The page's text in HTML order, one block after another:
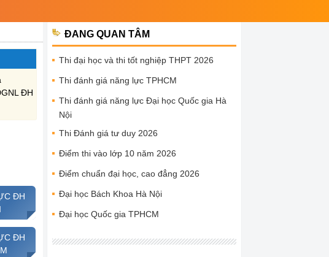
ĐH
ĐH
ĐH
ĐANG QUAN TÂM
Thi đại học và thi tốt nghiệp THPT 2026
Thi đánh giá năng lực TPHCM
Thi đánh giá năng lực Đại học Quốc gia Hà
Nội
Thi Đánh giá tư duy 2026
Điểm thi vào lớp 10 năm 2026
Điểm chuẩn đại học, cao đẳng 2026
Đại học Bách Khoa Hà Nội
Đại học Quốc gia TPHCM